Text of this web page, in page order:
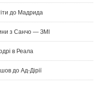
до Мадрида
з Санчо — ЗМІ
в Реала
до Ад-Дірії